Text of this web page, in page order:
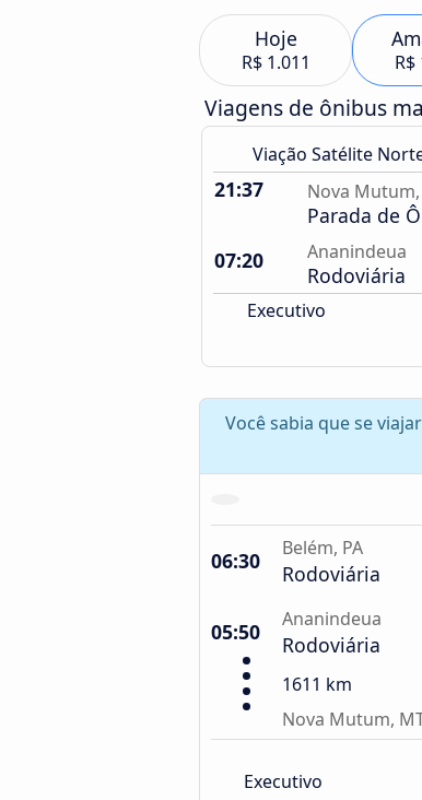
Hoje
R$ 1.011 R$
Viagens de ônibus
Viação Satélite
21:37 Nova
Parada de
07:20
Ananindeua
Rodoviária
Executivo
Você sabia que se
06:30 Belém, PA
Rodoviária
05:50 Ananindeua
Rodoviária
1611 km
Nova Mutum,
Executivo